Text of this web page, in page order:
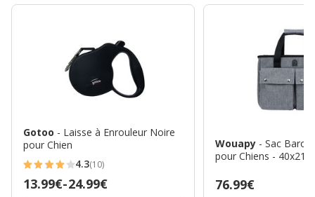
Gotoo - Laisse à Enrouleur Noire
pour Chien
4.3
étoiles
4.3(10)
Prix
13.99€-24.99€
Wouapy - Sac
pour Chiens -
Prix
76.99€